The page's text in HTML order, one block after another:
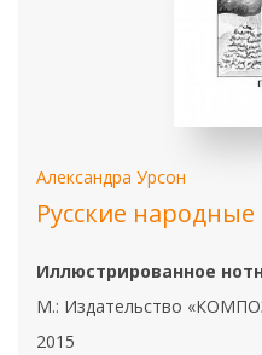
Александра Урсон
Русские народные
Иллюстрированное
М.: Издательство
2015